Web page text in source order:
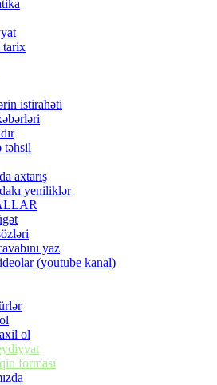
tarix
istirahəti
təhsil
axtarış
yeniliklər
yaz
(youtube kanal)
ol
forması